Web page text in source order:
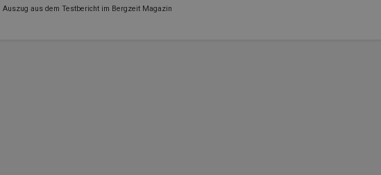
Auszug aus dem Testbericht im Bergzeit Magazin